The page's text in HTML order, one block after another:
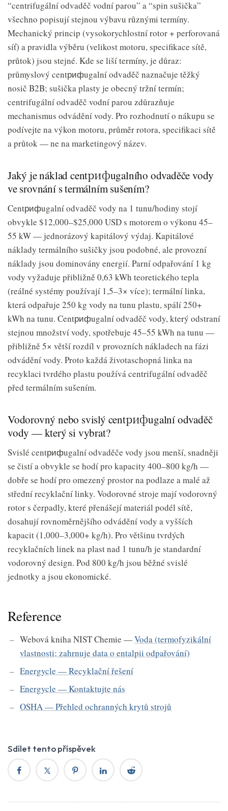
“centrifugální odvaděč vodní parou” a “spin sušička”
všechno popisují stejnou výbavu různými termíny.
Mechanický princip (vysokorychlostní rotor + perforovaná
síť) a pravidla výběru (velikost motoru, specifikace sítě,
průtok) jsou stejné. Kde se liší termíny, je důraz:
průmyslový centрифugalní odvaděč naznačuje těžký
nosič B2B; sušička plasty je obecný tržní termín;
centrifugální odvaděč vodní parou zdůrazňuje
mechanismus odvádění vody. Pro rozhodnutí o nákupu se
podívejte na výkon motoru, průměr rotora, specifikaci sítě
a průtok — ne na marketingový název.
Jaký je náklad centрифugalního odvaděče vody
ve srovnání s termálním sušením?
Centрифugalní odvaděč vody na 1 tunu/hodiny stojí
obvykle $12,000–$25,000 USD s motorem o výkonu 45–
55 kW — jednorázový kapitálový výdaj. Kapitálové
náklady termálního sušičky jsou podobné, ale provozní
náklady jsou dominovány energií. Parní odpařování 1 kg
vody vyžaduje přibližně 0,63 kWh teoretického tepla
(reálné systémy používají 1,5–3× více); termální linka,
která odpařuje 250 kg vody na tunu plastu, spálí 250+
kWh na tunu. Centрифugalní odvaděč vody, který odstraní
stejnou množství vody, spotřebuje 45–55 kWh na tunu —
přibližně 5× větší rozdíl v provozních nákladech na fázi
odvádění vody. Proto každá životaschopná linka na
recyklaci tvrdého plastu používá centrifugální odvaděč
před termálním sušením.
Vodorovný nebo svislý centрифugalní odvaděč
vody — který si vybrat?
Svislé centрифugalní odvaděče vody jsou menší, snadněji
se čistí a obvykle se hodí pro kapacity 400–800 kg/h —
dobře se hodí pro omezený prostor na podlaze a malé až
střední recyklační linky. Vodorovné stroje mají vodorovný
rotor s čerpadly, které přenášejí materiál podél sítě,
dosahují rovnoměrnějšího odvádění vody a vyšších
kapacit (1,000–3,000+ kg/h). Pro většinu tvrdých
recyklačních linek na plast nad 1 tunu/h je standardní
vodorovný design. Pod 800 kg/h jsou běžné svislé
jednotky a jsou ekonomické.
Reference
Webová kniha NIST Chemie —Voda (termofyzikální
vlastnosti; zahrnuje data o entalpii odpařování)
Energycle — Recyklační řešení
Energycle — Kontaktujte nás
OSHA — Přehled ochranných krytů strojů
Sdílet tento příspěvek